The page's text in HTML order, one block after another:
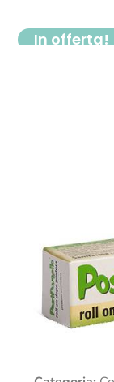
In offerta!